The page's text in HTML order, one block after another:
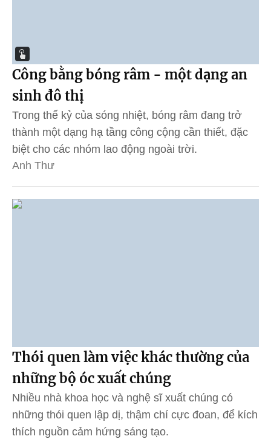
Công bằng bóng râm - một dạng an
sinh đô thị
Trong thế kỷ của sóng nhiệt, bóng râm đang trở
thành một dạng hạ tầng công cộng cần thiết, đặc
biệt cho các nhóm lao động ngoài trời.
Anh Thư
Thói quen làm việc khác thường của
những bộ óc xuất chúng
Nhiều nhà khoa học và nghệ sĩ xuất chúng có
những thói quen lập dị, thậm chí cực đoan, để kích
thích nguồn cảm hứng sáng tạo.